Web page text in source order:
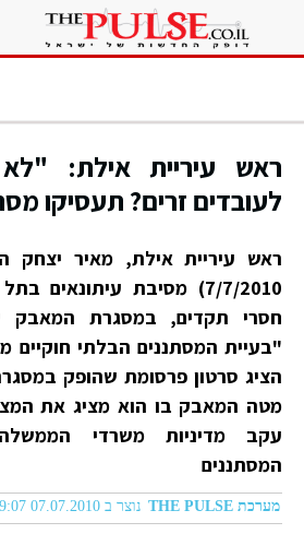
ראש עיריית אילת: "לא
לעובדים זרים? תעסיקו
ראש עיריית אילת, מאיר יצחק
7/7/2010) מסיבת עיתונאים
חסרי תקדים, במסגרת המאבק
"בעיית המסתננים הבלתי חוקיים
הציג סרטון פרסומת שהופק
מטה המאבק בו הוא מציג את
עקב מדיניות משרדי
המסתננים
מערכת THE PULSE נוצר ב 07.07.2010 09:07